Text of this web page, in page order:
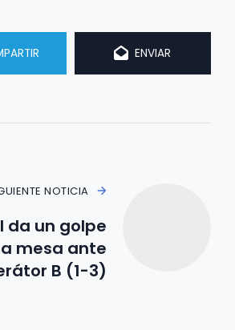
ENVIAR
NOTICIA
da un golpe
mesa ante
B (1-3)